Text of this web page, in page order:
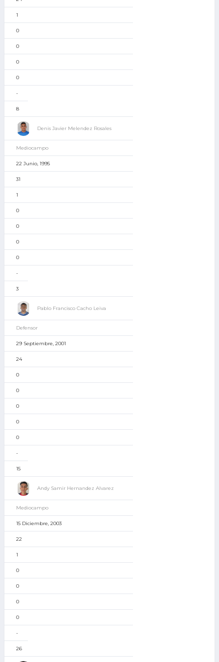
1
0
0
0
0
-
8
Denis Javier Melendez Rosales
Mediocampo
22 Junio, 1995
31
1
0
0
0
0
-
3
Pablo Francisco Cacho Leiva
Defensor
29 Septiembre, 2001
24
0
0
0
0
0
-
15
Andy Samir Hernandez Alvarez
Mediocampo
15 Diciembre, 2003
22
1
0
0
0
0
-
26